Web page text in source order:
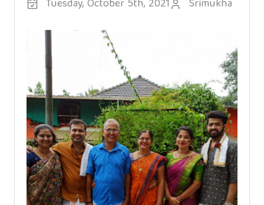
Tuesday, October 5th, 2021 Srimukha